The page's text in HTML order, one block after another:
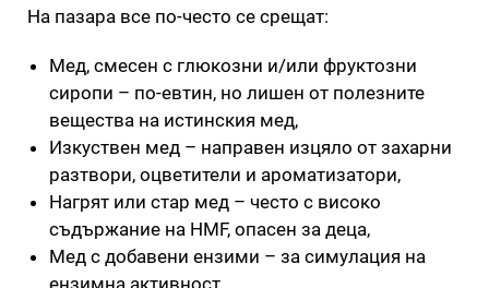
На пазара все по-често се срещат:
Мед, смесен с глюкозни и/или фруктозни
сиропи – по-евтин, но лишен от полезните
вещества на истинския мед,
Изкуствен мед – направен изцяло от захарни
разтвори, оцветители и ароматизатори,
Нагрят или стар мед – често с високо
съдържание на HMF, опасен за деца,
Мед с добавени ензими – за симулация на
ензимна активност,